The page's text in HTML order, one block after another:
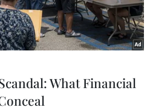
What Financial